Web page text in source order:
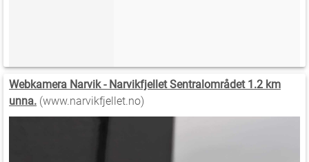
Webkamera Narvik - Narvikfjellet Sentralområdet 1.2 km
unna. (www.narvikfjellet.no)